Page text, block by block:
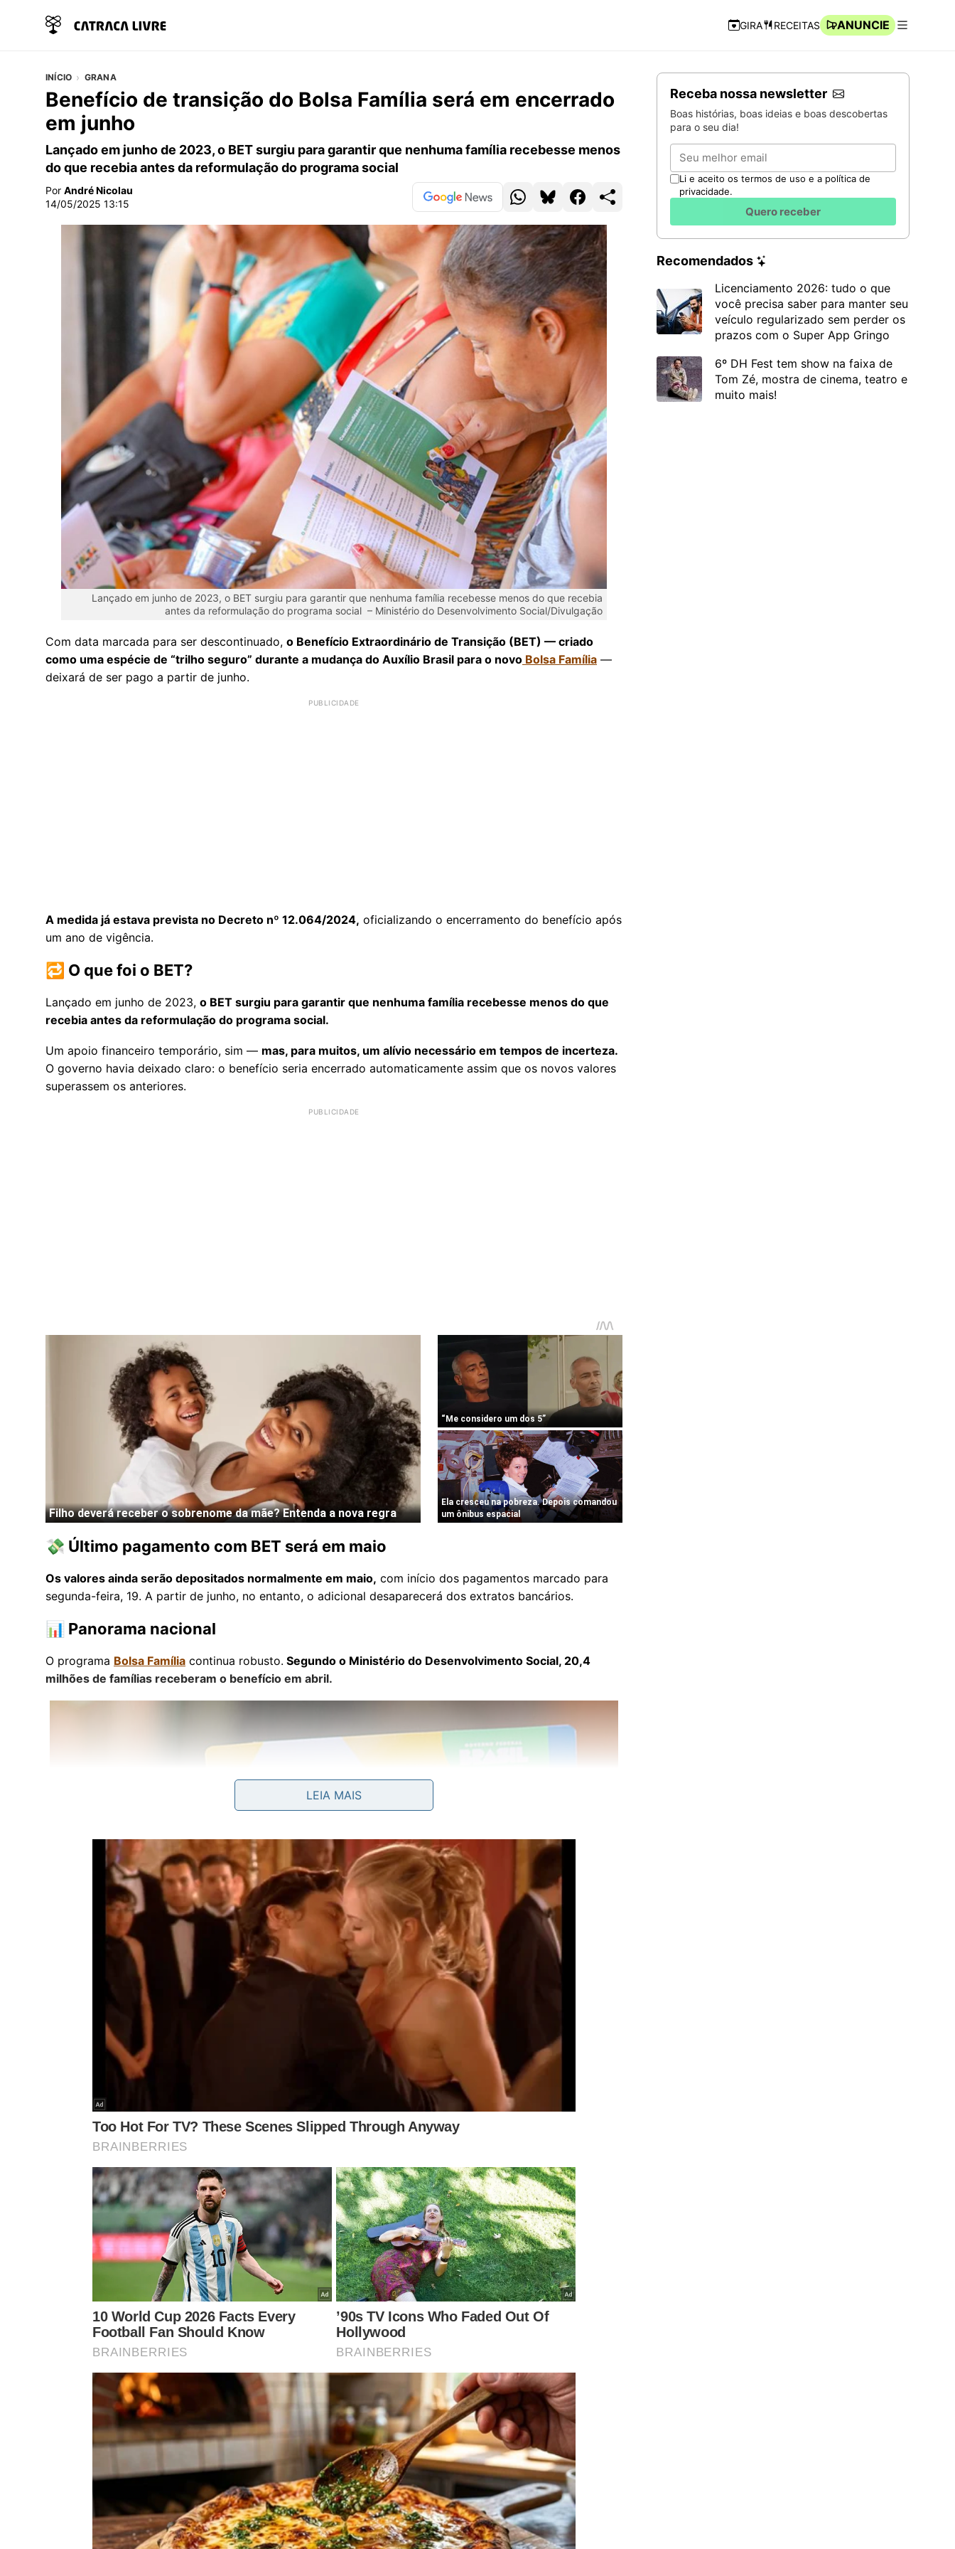
Navegação Rápida
GIRA RECEITAS
ANUNCIE
INÍCIO GRANA
Benefício de transição do Bolsa Família será em encerrado
em junho
Lançado em junho de 2023, o BET surgiu para garantir que nenhuma família recebesse menos
do que recebia antes da reformulação do programa social
Por André Nicolau
14/05/2025 13:15
Lançado em junho de 2023, o BET surgiu para garantir que nenhuma família recebesse menos do que recebia
antes da reformulação do programa social – Ministério do Desenvolvimento Social/Divulgação
Com data marcada para ser descontinuado, o Benefício Extraordinário de Transição (BET) — criado
como uma espécie de “trilho seguro” durante a mudança do Auxílio Brasil para o novo Bolsa Família —
deixará de ser pago a partir de junho.
A medida já estava prevista no Decreto nº 12.064/2024, oficializando o encerramento do benefício após
um ano de vigência.
🔁 O que foi o BET?
Lançado em junho de 2023, o BET surgiu para garantir que nenhuma família recebesse menos do que
recebia antes da reformulação do programa social.
Um apoio financeiro temporário, sim — mas, para muitos, um alívio necessário em tempos de incerteza.
O governo havia deixado claro: o benefício seria encerrado automaticamente assim que os novos valores
superassem os anteriores.
💸 Último pagamento com BET será em maio
Os valores ainda serão depositados normalmente em maio, com início dos pagamentos marcado para
segunda-feira, 19. A partir de junho, no entanto, o adicional desaparecerá dos extratos bancários.
📊 Panorama nacional
O programa Bolsa Família continua robusto. Segundo o Ministério do Desenvolvimento Social, 20,4
milhões de famílias receberam o benefício em abril.
Ministério do Desenvolvimento Social/Divulgação
O calendário de pagamentos, que também contempla o Auxílio Gás em meses alternados,
até dezembro (veja abaixo).
📅 Calendário do Bolsa Família 2025
Fevereiro: 17 a 28 (com Auxílio Gás)
Março: 18 a 31
Abril: 15 a 30 (com Auxílio Gás)
Maio: 19 a 30
Junho: 16 a 30 (com Auxílio Gás)
Agosto: 18 a 29 (com Auxílio Gás)
Setembro: 17 a 30
Outubro: 20 a 31 (com Auxílio Gás)
Novembro: 14 a 28
Dezembro: 10 a 23 (com Auxílio Gás)
🧭 E agora?
Com o fim do BET, as famílias seguem contando com o novo modelo do Bolsa Família, que prioriza a
renda mínima por pessoa e benefícios complementares para crianças, gestantes e jovens.
Ainda que o
reforço extra chegue ao fim, a estrutura social do programa continua buscando o equilíbrio entre
proteção e responsabilidade fiscal.
LEIA MAIS
Receba nossa newsletter
Boas histórias, boas ideias e boas descobertas
para o seu dia!
Email
Li e aceito os termos de uso e a política de
privacidade.
Quero receber
Recomendados
Licenciamento 2026: tudo o que
você precisa saber para manter seu
veículo regularizado sem perder os
prazos com o Super App Gringo
6º DH Fest tem show na faixa de
Tom Zé, mostra de cinema, teatro e
muito mais!